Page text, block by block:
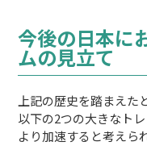
今後の日本に
ムの見立て
上記の歴史を踏まえ
以下の2つの大きなト
より加速すると考えら